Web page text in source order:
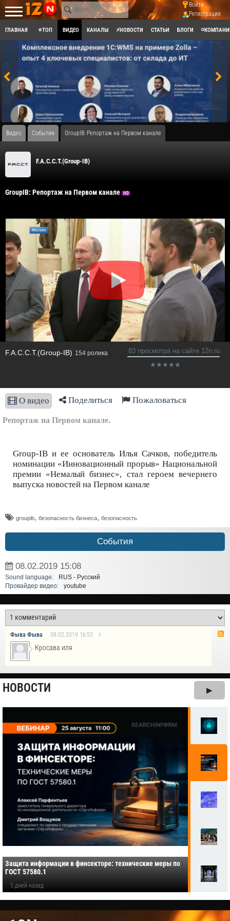
Войти
Регистрация
ГЛАВНАЯ ⭐ТОП ВИДЕО КАНАЛЫ ⚡НОВОСТИ СТАТЬИ БЛОГИ
Видео События GroupIB: Репортаж на Первом канале
F.A.С.С.T.(Group-IB)
GroupIB: Репортаж на Первом канале HD
F.A.С.С.T.(Group-IB) 154 ролика 83 просмотра на сайте 12n.ru
О видео Поделиться Пожаловаться
Репортаж на Первом канале.
Group-IB и ее основатель Илья Сачков, победитель
номинации «Инновационный прорыв» Национальной
премии «Немалый бизнес», стал героем вечернего
выпуска новостей на Первом канале
groupib, безопасность бизнеса, безопасность
События
08.02.2019 15:08
Sound language:
RUS - Русский
Провайдер видео:
youtube
Фыва Фыва 08.02.2019 16:55 #
Кросава иля
НОВОСТИ ▶
Защита информации в финсекторе: технические меры по
ГОСТ 57580.1
5 дней назад